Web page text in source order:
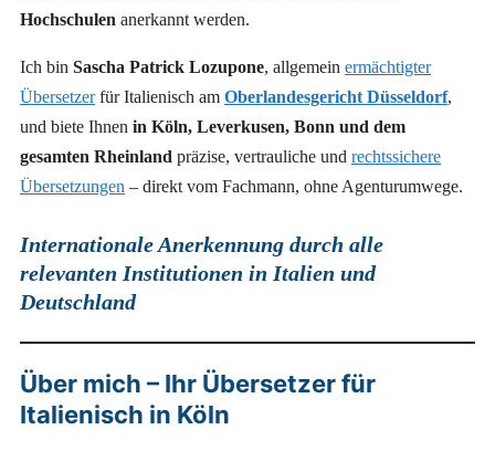
Hochschulen anerkannt werden.
Ich bin Sascha Patrick Lozupone, allgemein ermächtigter
Übersetzerfür Italienisch am Oberlandesgericht Düsseldorf,
und biete Ihnen in Köln, Leverkusen, Bonn und dem
gesamten Rheinland präzise, vertrauliche und rechtssichere
Übersetzungen – direkt vom Fachmann, ohne Agenturumwege.
Internationale Anerkennung durch alle
relevanten Institutionen in Italien und
Deutschland
Über mich – Ihr Übersetzer für
Italienisch in Köln